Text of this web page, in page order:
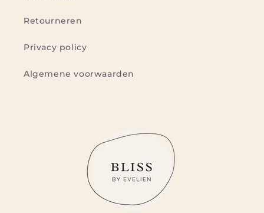
Retourneren
Privacy policy
Algemene voorwaarden